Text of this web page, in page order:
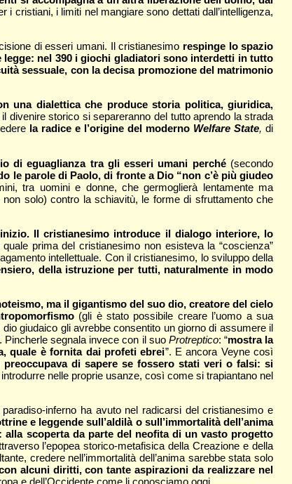
cristiani, i limiti nel mangiare sono dettati dall’intelligenza,
di esseri umani. Il cristianesimo respinge lo spazio
nel 390 i giochi gladiatori sono interdetti in tutto
sessuale, con la decisa promozione del matrimonio
una dialettica che produce storia politica, giuridica,
divenire storico si separeranno del tutto aprendo la strada
la radice e l’origine del moderno Welfare State, di
di eguaglianza tra gli esseri umani perché(secondo
le parole di Paolo, di fronte a Dio “non c’è più giudeo
tra uomini e donne, che germoglierà lentamente ma
solo) contro la schiavitù, le forme di sfruttamento che
Il cristianesimo introduce il dialogo interiore, lo
prima del cristianesimo non esisteva la “coscienza”
intellettuale. Con il cristianesimo, lo sviluppo della
della istruzione per tutti, naturalmente in modo
ma il gigantismo del suo dio, creatore del cielo
(gli è stato possibile creare l’uomo a sua
dio giudaico gli avrebbe consentito un giorno di assumere il
Pincherle segnala invece con il suo Protreptico: “mostra la
quale è fornita dai profeti ebrei”. E ancora Veyne così
preoccupava di sapere se fossero stati veri o falsi: si
nelle proprie usanze, così come si trapiantano nel
inferno ha avuto nel radicarsi del cristianesimo e
e leggende sull’aldilà o sull’immortalità dell’anima
scoperta da parte del neofita di un vasto progetto
l’epopea storico-metafisica della Creazione e della
credere nell’immortalità dell’anima sarebbe stata solo
alcuni diritti, con tante aspirazioni da realizzare nel